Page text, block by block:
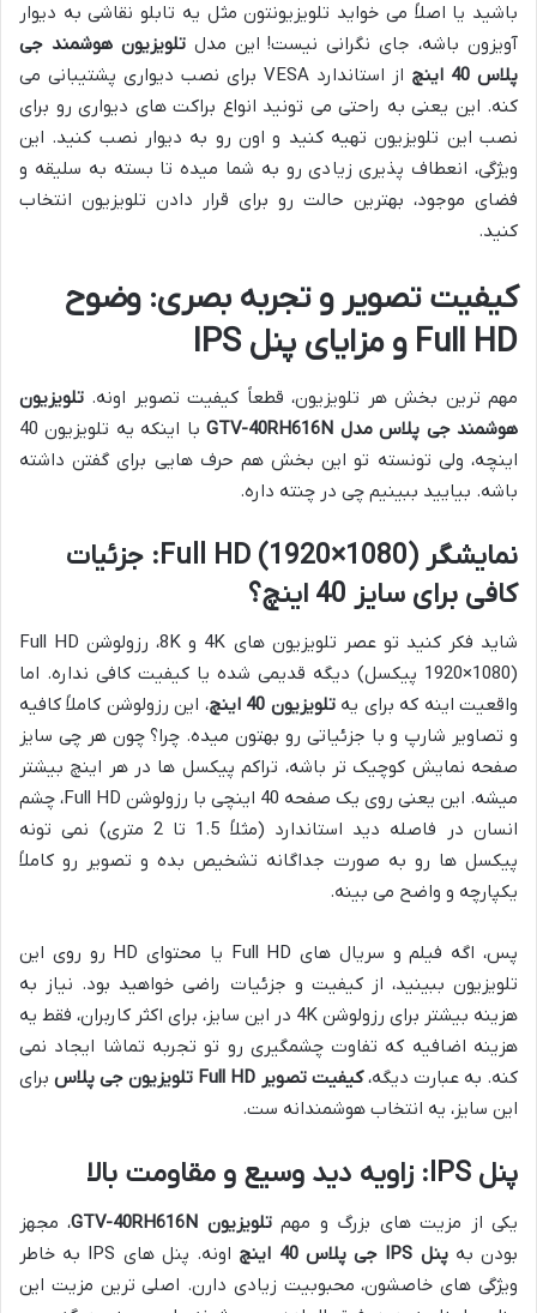
باشید یا اصلاً می خواید تلویزیونتون مثل یه تابلو نقاشی به دیوار
آویزون باشه، جای نگرانی نیست! این مدلتلویزیون هوشمند جی
پلاس 40 اینچ
از استاندارد VESA برای نصب دیواری پشتیبانی می
کنه. این یعنی به راحتی می تونید انواع براکت های دیواری رو برای
نصب این تلویزیون تهیه کنید و اون رو به دیوار نصب کنید. این
ویژگی، انعطاف پذیری زیادی رو به شما میده تا بسته به سلیقه و
فضای موجود، بهترین حالت رو برای قرار دادن تلویزیون انتخاب
کنید.
کیفیت تصویر و تجربه بصری: وضوح
Full HD و مزایای پنل IPS
مهم ترین بخش هر تلویزیون، قطعاً کیفیت تصویر اونه. تلویزیون
هوشمند جی پلاس مدل GTV-40RH616N
با اینکه یه تلویزیون 40
اینچه، ولی تونسته تو این بخش هم حرف هایی برای گفتن داشته
باشه. بیایید ببینیم چی در چنته داره.
نمایشگر Full HD (1920×1080): جزئیات
کافی برای سایز 40 اینچ؟
شاید فکر کنید تو عصر تلویزیون های 4K و 8K، رزولوشن Full HD
(1920×1080 پیکسل) دیگه قدیمی شده یا کیفیت کافی نداره. اما
واقعیت اینه که برای یهتلویزیون 40 اینچ
، این رزولوشن کاملاً کافیه
و تصاویر شارپ و با جزئیاتی رو بهتون میده. چرا؟ چون هر چی سایز
صفحه نمایش کوچیک تر باشه، تراکم پیکسل ها در هر اینچ بیشتر
میشه. این یعنی روی یک صفحه 40 اینچی با رزولوشن Full HD، چشم
انسان در فاصله دید استاندارد (مثلاً 1.5 تا 2 متری) نمی تونه
پیکسل ها رو به صورت جداگانه تشخیص بده و تصویر رو کاملاً
یکپارچه و واضح می بینه.
پس، اگه فیلم و سریال های Full HD یا محتوای HD رو روی این
تلویزیون ببینید، از کیفیت و جزئیات راضی خواهید بود. نیاز به
هزینه بیشتر برای رزولوشن 4K در این سایز، برای اکثر کاربران، فقط یه
هزینه اضافیه که تفاوت چشمگیری رو تو تجربه تماشا ایجاد نمی
کنه. به عبارت دیگه،کیفیت تصویر Full HD تلویزیون جی پلاس
برای
این سایز، یه انتخاب هوشمندانه ست.
پنل IPS: زاویه دید وسیع و مقاومت بالا
یکی از مزیت های بزرگ و مهمتلویزیون GTV-40RH616N
، مجهز
بودن بهپنل IPS جی پلاس 40 اینچ
اونه. پنل های IPS به خاطر
ویژگی های خاصشون، محبوبیت زیادی دارن. اصلی ترین مزیت این